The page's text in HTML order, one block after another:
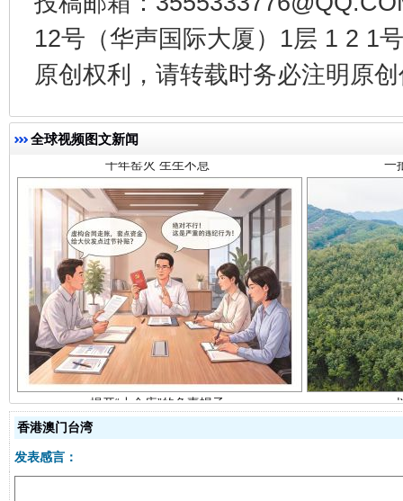
12号（华声国际大厦）1层 1 2 1
原创权利，请转载时务必注明原
全球视频图文新闻
千年窑火 生生不息
揭开“小金库”的免责幌子
香港澳门台湾
发表感言：